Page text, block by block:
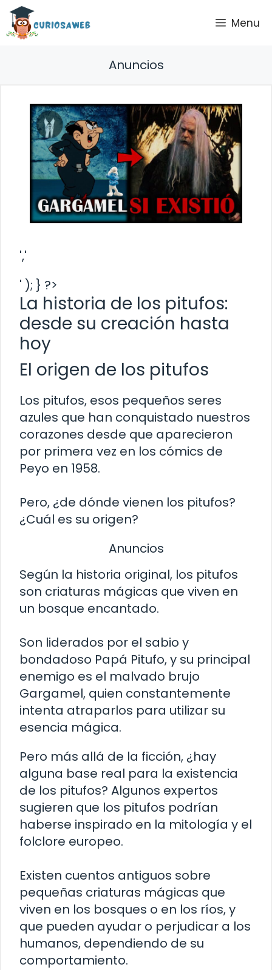
Saltar
contenido
Menu
Anuncios
','
' ); } ?>
La historia de los pitufos:
desde su creación hasta
hoy
El origen de los pitufos
Los pitufos, esos pequeños seres
azules que han conquistado nuestros
corazones desde que aparecieron
por primera vez en los cómics de
Peyo en 1958.
Pero, ¿de dónde vienen los pitufos?
¿Cuál es su origen?
Anuncios
Según la historia original, los pitufos
son criaturas mágicas que viven en
un bosque encantado.
Son liderados por el sabio y
bondadoso Papá Pitufo, y su principal
enemigo es el malvado brujo
Gargamel, quien constantemente
intenta atraparlos para utilizar su
esencia mágica.
Pero más allá de la ficción, ¿hay
alguna base real para la existencia
de los pitufos? Algunos expertos
sugieren que los pitufos podrían
haberse inspirado en la mitología y el
folclore europeo.
Existen cuentos antiguos sobre
pequeñas criaturas mágicas que
viven en los bosques o en los ríos, y
que pueden ayudar o perjudicar a los
humanos, dependiendo de su
comportamiento.